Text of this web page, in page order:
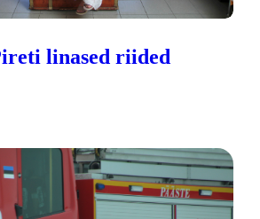
linased riided